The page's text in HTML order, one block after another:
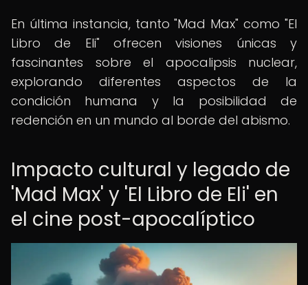
En última instancia, tanto "Mad Max" como "El
Libro de Eli" ofrecen visiones únicas y
fascinantes sobre el apocalipsis nuclear,
explorando diferentes aspectos de la
condición humana y la posibilidad de
redención en un mundo al borde del abismo.
Impacto cultural y legado de
'Mad Max' y 'El Libro de Eli' en
el cine post-apocalíptico